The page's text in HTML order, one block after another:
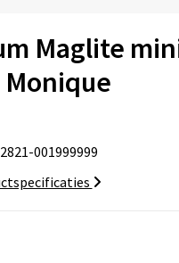
Maglite
2821-001999999